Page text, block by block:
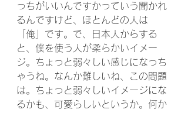
っちがいいんですかっていう聞かれ
るんですけど、ほとんどの人は
「俺」です。で、日本人からする
と、僕を使う人が柔らかいイメー
ジ。ちょっと弱々しい感じになっち
ゃうね。なんか難しいね、この問題
は。ちょっと弱々しいイメージにな
るかも、可愛らしいというか。何か